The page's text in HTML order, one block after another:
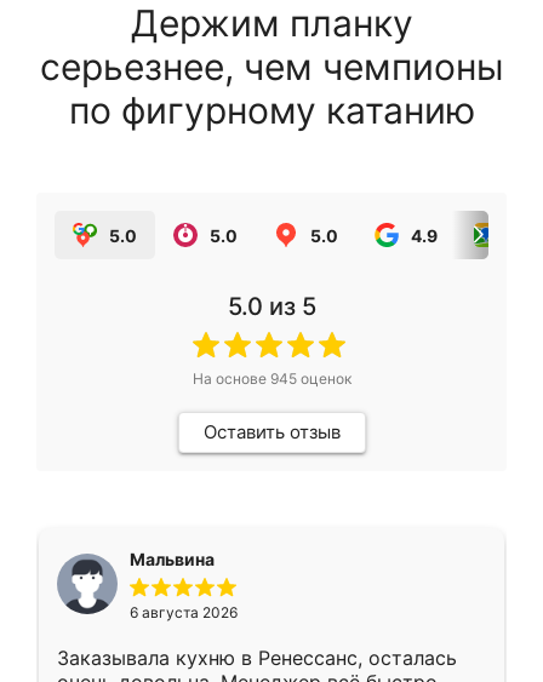
Держим планку
серьезнее, чем чемпионы
по фигурному катанию
5.0 5.0 5.0 4.9
5.0 из 5
На основе 945оценок
Оставить отзыв
Мальвина
6 августа 2026
Заказывала кухню в Ренессанс, осталась